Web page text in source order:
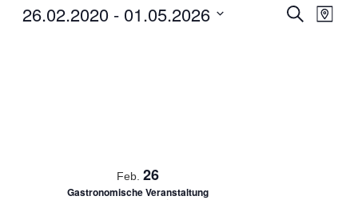
Suche
Karte
26.02.2020 - 01.05.2026
Feb. 26
Gastronomische Veranstaltung